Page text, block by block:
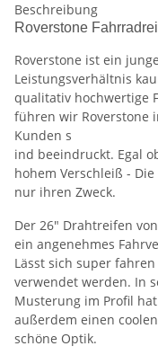
Beschreibung
Roverstone
Roverstone ist ein
Leistungsverhältnis
qualitativ hochwertige
führen wir Roverstone
Kunden s
ind beeindruckt. Egal
hohem Verschleiß -
nur ihren Zweck.
Der 26" Drahtreifen
ein angenehmes
Lässt sich super
verwendet werden. In
Musterung im Profil
außerdem einen
schöne Optik.